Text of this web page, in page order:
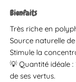
Bienfaits
Très riche en
Source naturelle
Stimule la
💡 Quantité idéale
de ses vertus.